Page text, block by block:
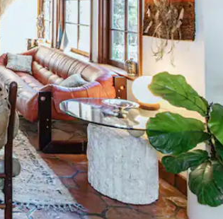
dotykem nebo přejetím prstem.